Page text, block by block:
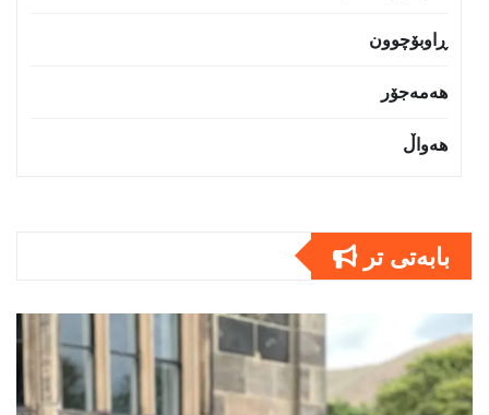
ڕاوبۆچوون
هەمەجۆر
هەواڵ
بابەتى تر